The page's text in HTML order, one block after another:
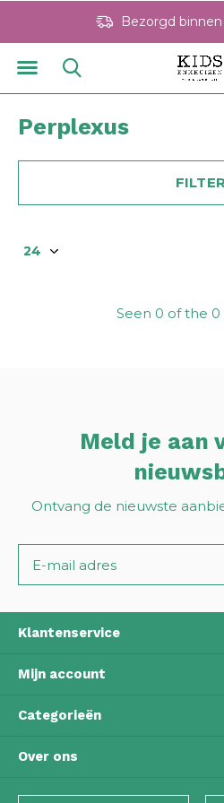
Bezorgd
Perplexus
FILTER
Seen 0 of the
Meld je aan
Ontvang de nieuwste
Klantenservice
Mijn account
Categorieën
Over ons